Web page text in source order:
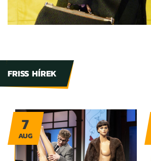
FRISS HÍREK
7
AUG